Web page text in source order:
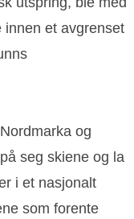
innen et avgrenset
og
seg skiene og la
i et nasjonalt
som forente